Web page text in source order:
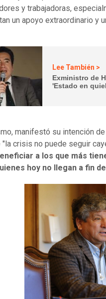
y trabajadoras,
un apoyo extraordinario y
Lee También >
Exministro de
'Estado en
manifestó su intención
"la crisis no puede seguir
a los que más
hoy no llegan a fin